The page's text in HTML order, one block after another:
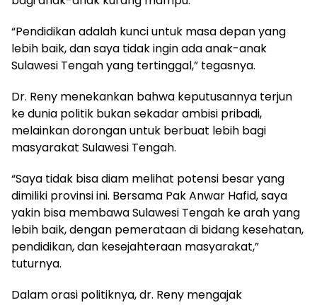
“Pendidikan adalah kunci untuk masa depan yang
lebih baik, dan saya tidak ingin ada anak-anak
Sulawesi Tengah yang tertinggal,” tegasnya.
Dr. Reny menekankan bahwa keputusannya terjun
ke dunia politik bukan sekadar ambisi pribadi,
melainkan dorongan untuk berbuat lebih bagi
masyarakat Sulawesi Tengah.
“Saya tidak bisa diam melihat potensi besar yang
dimiliki provinsi ini. Bersama Pak Anwar Hafid, saya
yakin bisa membawa Sulawesi Tengah ke arah yang
lebih baik, dengan pemerataan di bidang kesehatan,
pendidikan, dan kesejahteraan masyarakat,”
tuturnya.
Dalam orasi politiknya, dr. Reny mengajak